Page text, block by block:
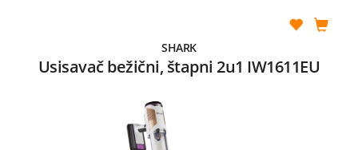
SHARK
Usisavač bežični, štapni 2u1 IW1611EU